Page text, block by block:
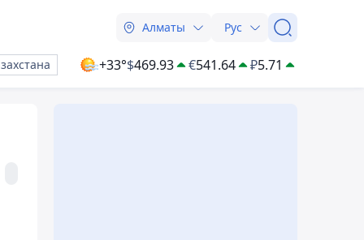
Алматы Рус
+33°$469.93 €541.64 ₽5.71